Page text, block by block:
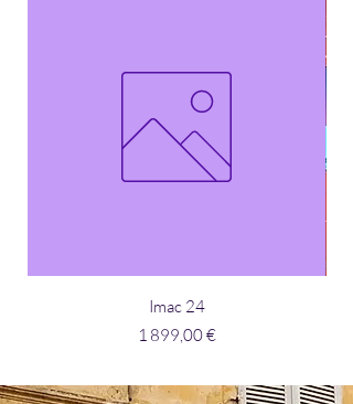
Imac 24
Prix
1 899,00 €